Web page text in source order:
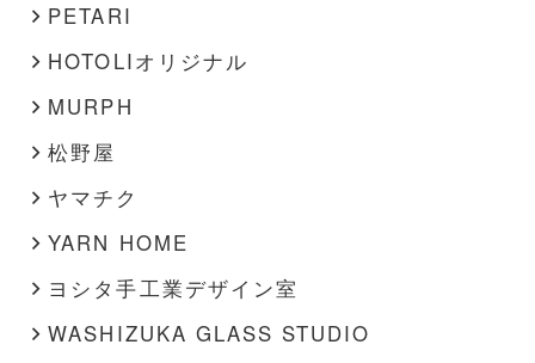
PETARI
HOTOLIオリジナル
MURPH
松野屋
ヤマチク
YARN HOME
ヨシタ手工業デザイン室
WASHIZUKA GLASS STUDIO